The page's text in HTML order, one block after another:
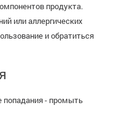
продукта.
или аллергических
и обратиться
попадания - промыть